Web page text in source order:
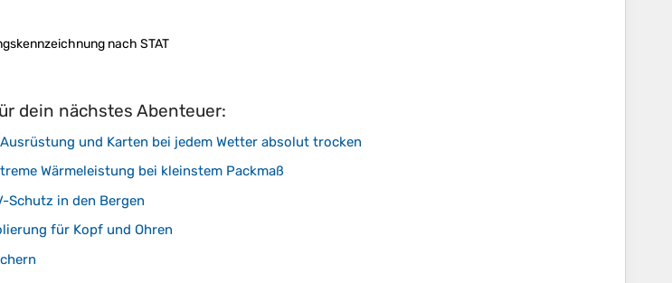
nach STAT
dein nächstes Abenteuer:
und Karten bei jedem Wetter absolut trocken
Wärmeleistung bei kleinstem Packmaß
Schutz in den Bergen
für Kopf und Ohren